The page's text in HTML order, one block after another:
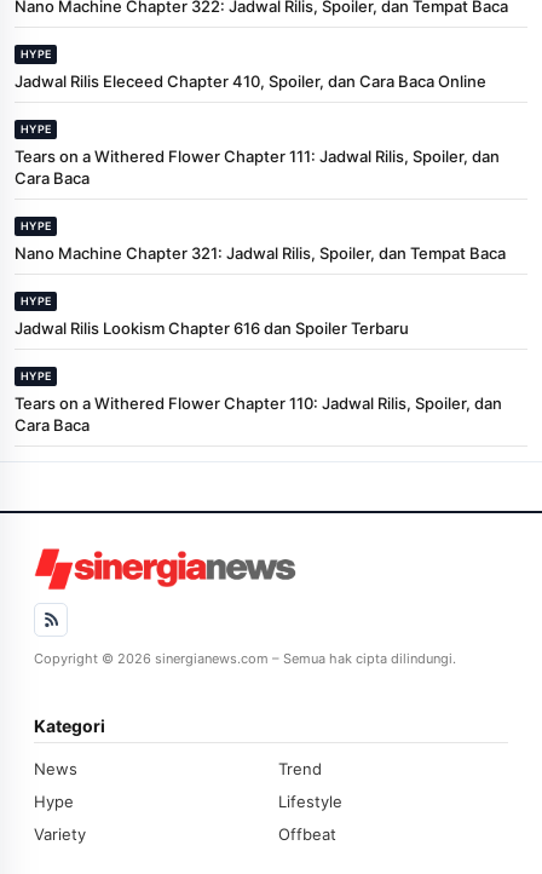
Nano Machine Chapter 322: Jadwal Rilis, Spoiler, dan Tempat Baca
HYPE
Jadwal Rilis Eleceed Chapter 410, Spoiler, dan Cara Baca Online
HYPE
Tears on a Withered Flower Chapter 111: Jadwal Rilis, Spoiler, dan
Cara Baca
HYPE
Nano Machine Chapter 321: Jadwal Rilis, Spoiler, dan Tempat Baca
HYPE
Jadwal Rilis Lookism Chapter 616 dan Spoiler Terbaru
HYPE
Tears on a Withered Flower Chapter 110: Jadwal Rilis, Spoiler, dan
Cara Baca
Copyright © 2026 sinergianews.com – Semua hak cipta dilindungi.
Kategori
News
Trend
Hype
Lifestyle
Variety
Offbeat